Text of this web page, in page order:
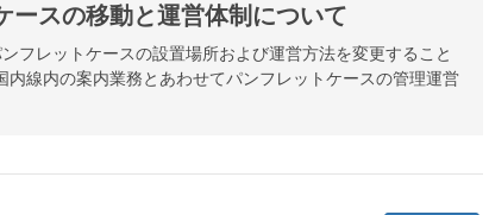
ースの移動と運営体制について
フレットケースの設置場所および運営方法を変更すること
線内の案内業務とあわせてパンフレットケースの管理運営